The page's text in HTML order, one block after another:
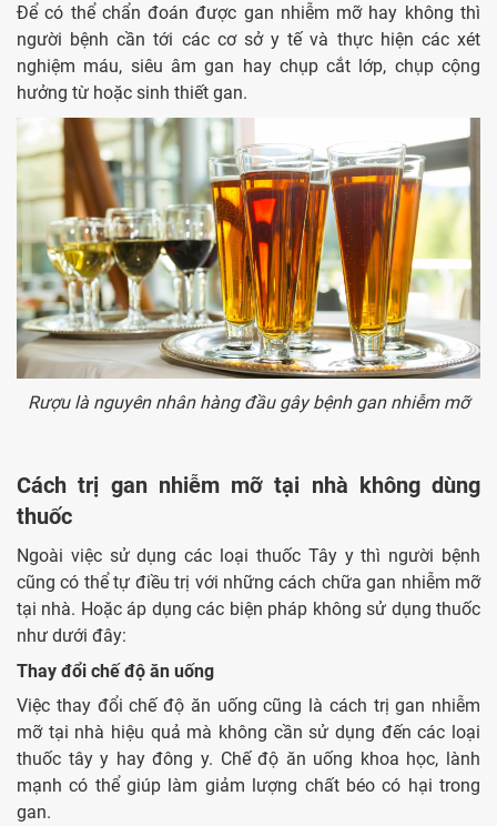
Để có thể chẩn đoán được gan nhiễm mỡ hay không thì
người bệnh cần tới các cơ sở y tế và thực hiện các xét
nghiệm máu, siêu âm gan hay chụp cắt lớp, chụp cộng
hưởng từ hoặc sinh thiết gan.
Rượu là nguyên nhân hàng đầu gây bệnh gan nhiễm mỡ
Cách trị gan nhiễm mỡ tại nhà không dùng
thuốc
Ngoài việc sử dụng các loại thuốc Tây y thì người bệnh
cũng có thể tự điều trị với những cách chữa gan nhiễm mỡ
tại nhà. Hoặc áp dụng các biện pháp không sử dụng thuốc
như dưới đây:
Thay đổi chế độ ăn uống
Việc thay đổi chế độ ăn uống cũng là cách trị gan nhiễm
mỡ tại nhà hiệu quả mà không cần sử dụng đến các loại
thuốc tây y hay đông y. Chế độ ăn uống khoa học, lành
mạnh có thể giúp làm giảm lượng chất béo có hại trong
gan.